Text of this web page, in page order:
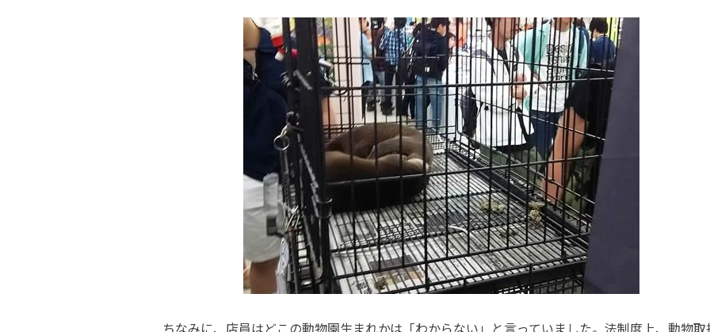
ちなみに、店員はどこの動物園生まれかは「わからない」と言っていました。法制度上、動物取